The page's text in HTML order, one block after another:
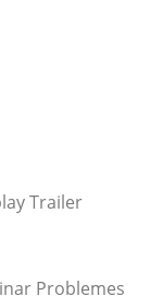
Trailer
Problemes